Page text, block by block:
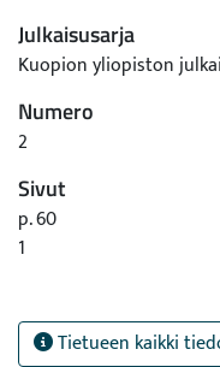
Julkaisusarja
Kuopion yliopiston
Numero
2
Sivut
p. 60
1
Tietueen kaikki